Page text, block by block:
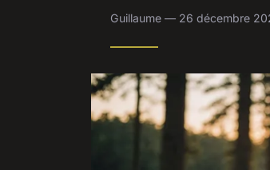
Guillaume — 26 décembre